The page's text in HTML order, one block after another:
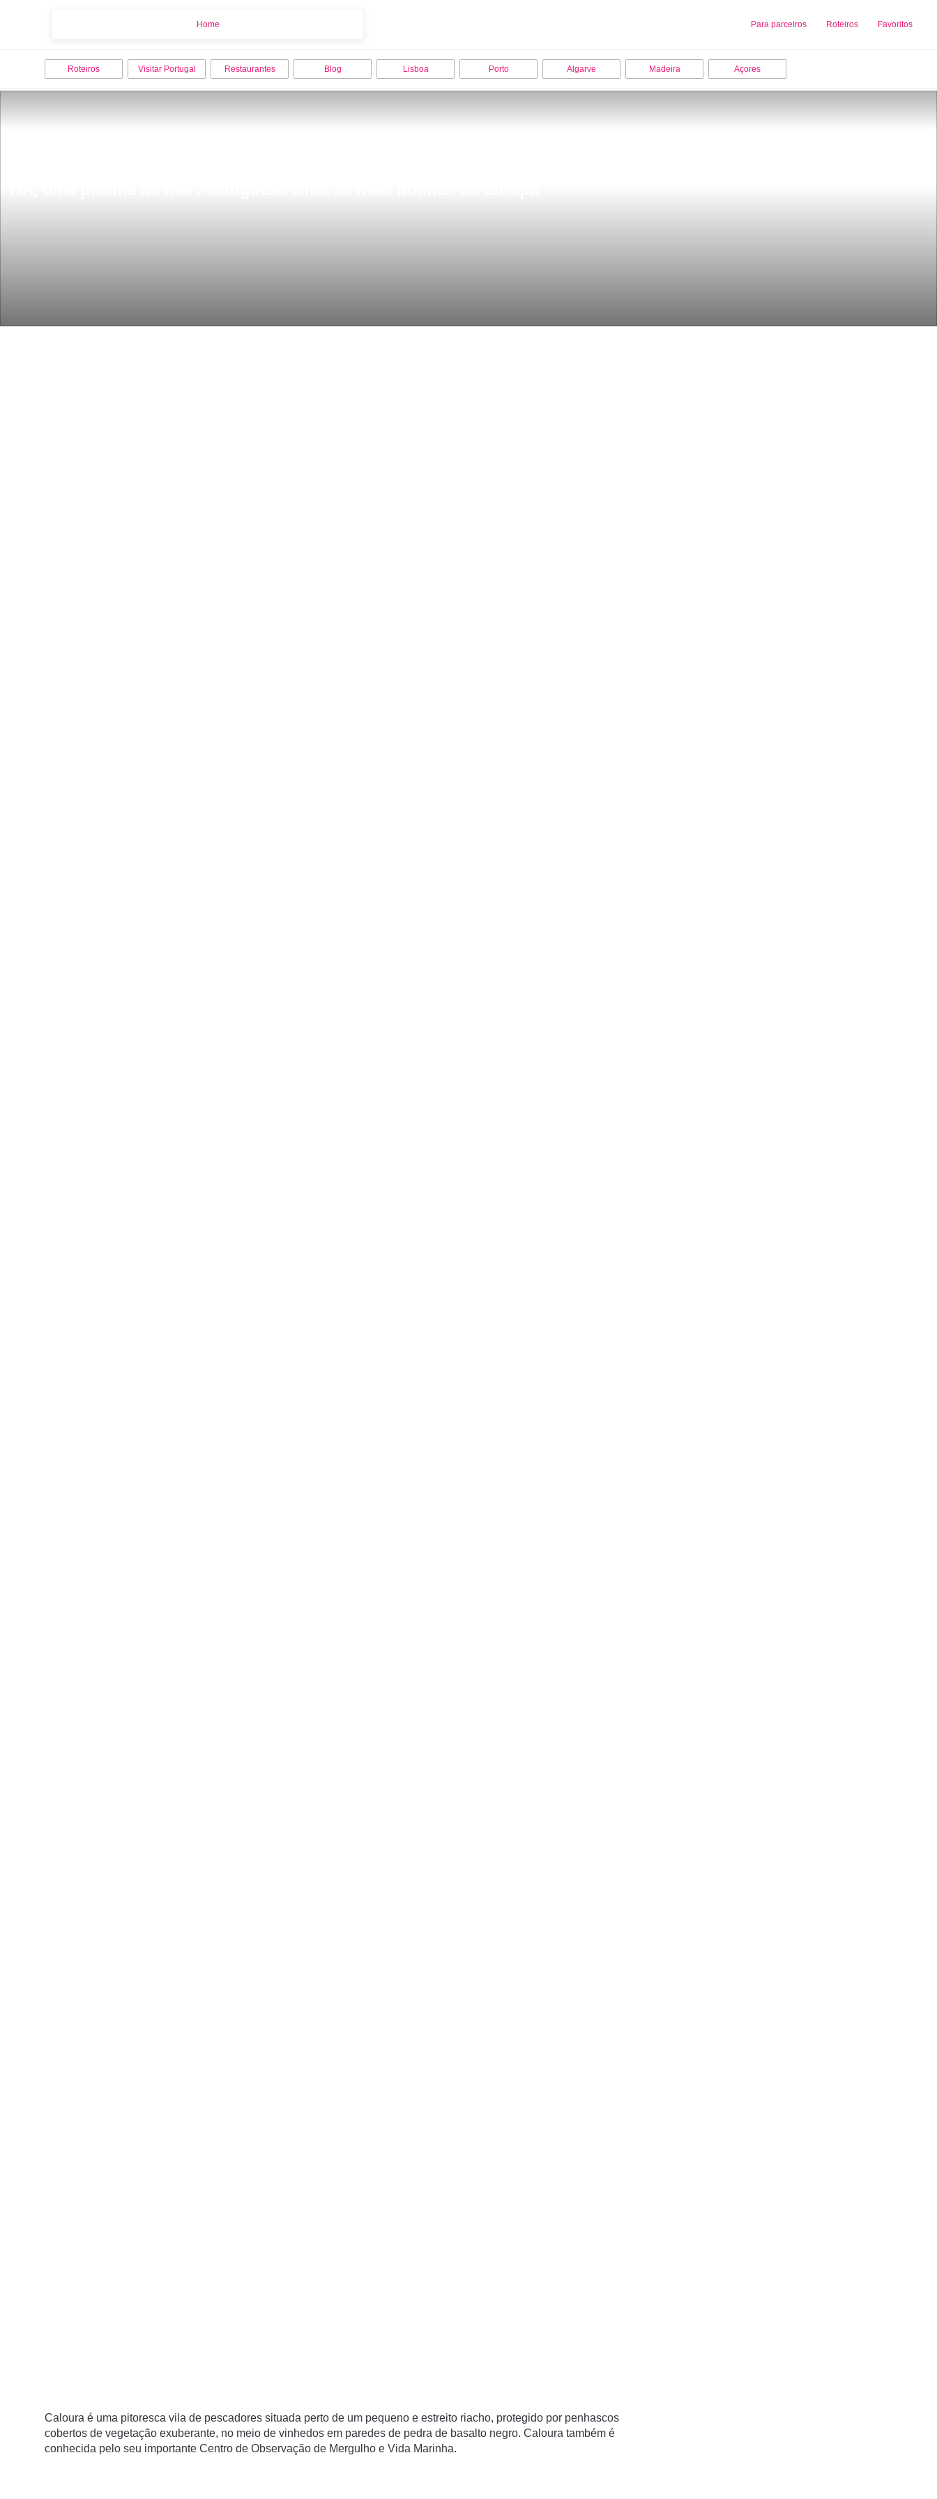
Home Para parceiros Roteiros Favoritos
Sobre nós Adicionar uma Empresa
Roteiros Visitar Portugal Restaurantes Blog Lisboa Porto Algarve Madeira Açores
Caloura é uma pitoresca vila de pescadores situada perto de um pequeno e estreito riacho, protegido por penhascos
cobertos de vegetação exuberante, no meio de vinhedos em paredes de pedra de basalto negro. Caloura também é
conhecida pelo seu importante Centro de Observação de Mergulho e Vida Marinha.